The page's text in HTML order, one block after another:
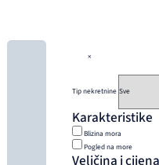
×
Tip nekretnine
Karakteristike
Blizina mora
Pogled na more
Veličina i cijena